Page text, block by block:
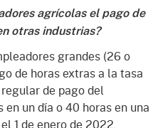
agrícolas el pago de
otras industrias?
grandes (26 o
de horas extras a la tasa
de pago del
un día o 40 horas en una
1 de enero de 2022.